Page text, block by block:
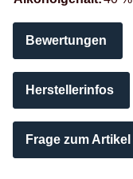
Bewertungen
Herstellerinfos
Frage zum Artikel